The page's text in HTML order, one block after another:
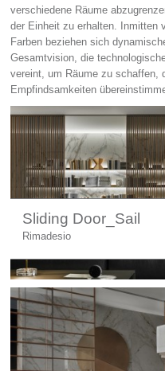
Sauna und Hamam
Kamin
Rimadesio
Licht
Carl Hansen
Outlet
Unternehmen
verschiedene Räume
der Einheit zu erhalten. Inmitten
Farben beziehen sich
Gesamtvision, die
vereint, um Räume zu schaffen,
Empfindsamkeiten
Sliding Door_Sail
Rimadesio